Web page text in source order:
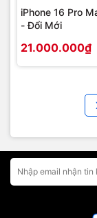
iPhone 16 Pro
- Đổi Mới
21.000.000₫